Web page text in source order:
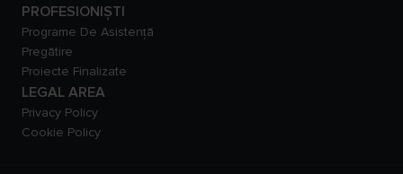
PROFESIONIȘTI
Programe De Asistență
Pregătire
Proiecte Finalizate
LEGAL AREA
Privacy Policy
Cookie Policy